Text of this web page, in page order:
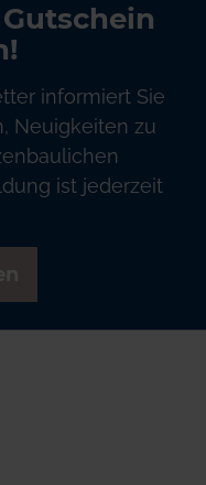
informiert Sie
Neuigkeiten zu
ist jederzeit